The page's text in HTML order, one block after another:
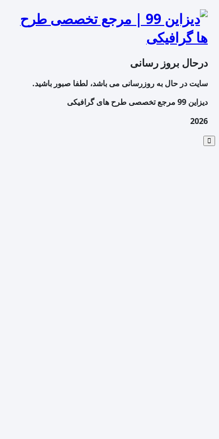
درحال بروز رسانی
سایت در حال به روزرسانی می باشد، لطفا صبور باشید.
دیزاین 99 مرجع تخصصی طرح های گرافیکی
2026